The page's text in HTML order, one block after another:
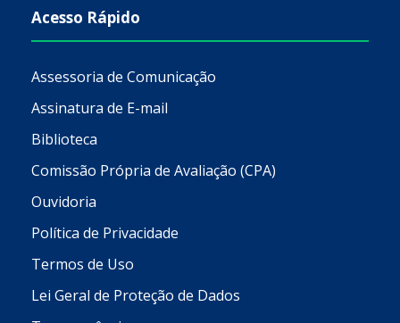
Acesso Rápido
Assessoria de Comunicação
Assinatura de E-mail
Biblioteca
Comissão Própria de Avaliação (CPA)
Ouvidoria
Política de Privacidade
Termos de Uso
Lei Geral de Proteção de Dados